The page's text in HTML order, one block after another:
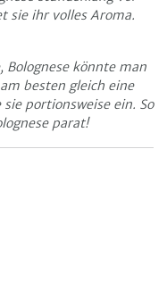
sie ihr volles Aroma.
Bolognese könnte man
besten gleich eine
portionsweise ein. So
parat!